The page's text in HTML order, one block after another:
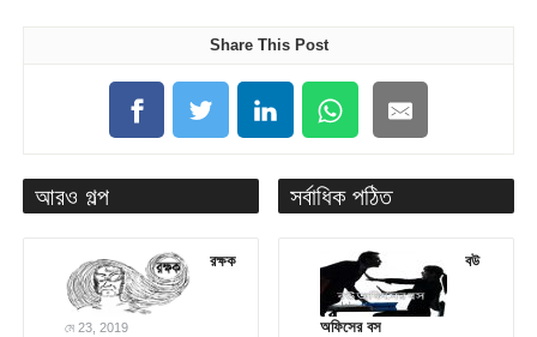
Share This Post
আরও গল্প
রক্ষক
মে 23, 2019
সর্বাধিক পঠিত
বউ
অফিসের বস